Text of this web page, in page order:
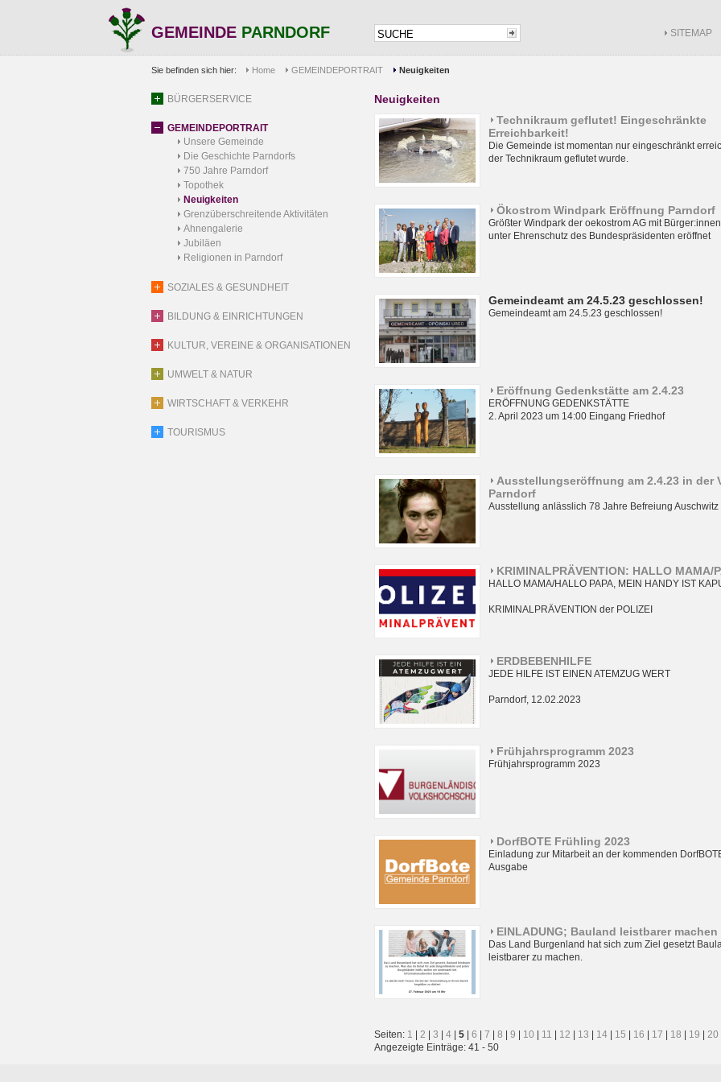
GEMEINDE PARNDORF SITEMAP
Sie befinden sich hier: Home GEMEINDEPORTRAIT Neuigkeiten
BÜRGERSERVICE
GEMEINDEPORTRAIT
Unsere Gemeinde
Die Geschichte Parndorfs
750 Jahre Parndorf
Topothek
Neuigkeiten
Grenzüberschreitende Aktivitäten
Ahnengalerie
Jubiläen
Religionen in Parndorf
SOZIALES & GESUNDHEIT
BILDUNG & EINRICHTUNGEN
KULTUR, VEREINE & ORGANISATIONEN
UMWELT & NATUR
WIRTSCHAFT & VERKEHR
TOURISMUS
Neuigkeiten
Technikraum geflutet! Eingeschränkte
Erreichbarkeit!
Die Gemeinde ist momentan nur eingeschränkt
der Technikraum geflutet wurde.
Ökostrom Windpark Eröffnung Parndorf
Größter Windpark der oekostrom AG mit
unter Ehrenschutz des Bundespräsidenten eröffnet
Gemeindeamt am 24.5.23 geschlossen!
Gemeindeamt am 24.5.23 geschlossen!
Eröffnung Gedenkstätte am 2.4.23
ERÖFFNUNG GEDENKSTÄTTE
2. April 2023 um 14:00 Eingang Friedhof
Ausstellungseröffnung am 2.4.23 in der
Parndorf
Ausstellung anlässlich 78 Jahre Befreiung Auschwitz
KRIMINALPRÄVENTION: HALLO MAMA/
HALLO MAMA/HALLO PAPA, MEIN HANDY IST
KRIMINALPRÄVENTION der POLIZEI
ERDBEBENHILFE
JEDE HILFE IST EINEN ATEMZUG WERT
Parndorf, 12.02.2023
Frühjahrsprogramm 2023
Frühjahrsprogramm 2023
DorfBOTE Frühling 2023
Einladung zur Mitarbeit an der kommenden
Ausgabe
EINLADUNG; Bauland leistbarer machen
Das Land Burgenland hat sich zum Ziel gesetzt
leistbarer zu machen.
Seiten: 1 2 3 4 5 6 7 8 9 10 11 12 13 14 15 16 17 18 19 20
Angezeigte Einträge: 41 - 50